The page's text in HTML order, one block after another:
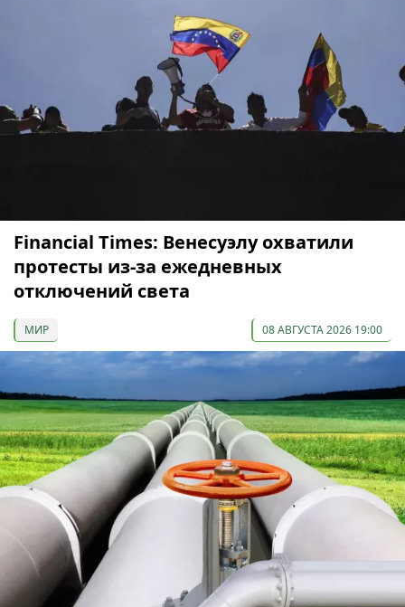
Financial Times: Венесуэлу охватили
протесты из-за ежедневных
отключений света
МИР 08 АВГУСТА 2026 19:00